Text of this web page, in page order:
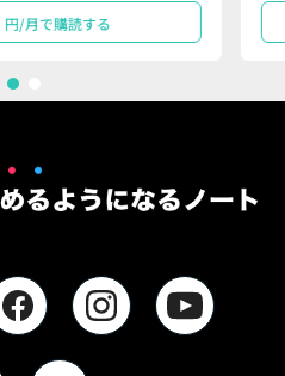
円/月で購読する